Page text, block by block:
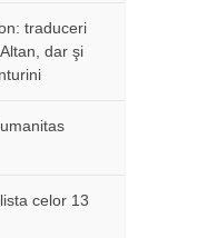
traduceri
dar şi
celor 13